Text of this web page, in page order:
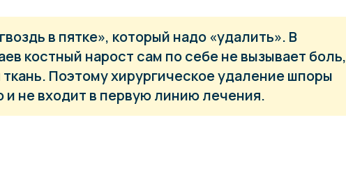
в пятке», который надо «удалить». В
костный нарост сам по себе не вызывает боль,
Поэтому хирургическое удаление шпоры
и не входит в первую линию лечения.